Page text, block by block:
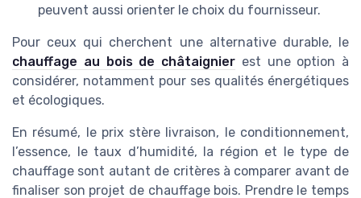
peuvent aussi orienter le choix du fournisseur.
Pour ceux qui cherchent une alternative durable, le
chauffage au bois de châtaignier est une option à
considérer, notamment pour ses qualités énergétiques
et écologiques.
En résumé, le prix stère livraison, le conditionnement,
l’essence, le taux d’humidité, la région et le type de
chauffage sont autant de critères à comparer avant de
finaliser son projet de chauffage bois. Prendre le temps